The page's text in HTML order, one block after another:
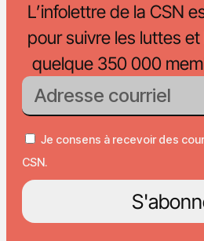
L’infolettre de la CSN
pour suivre les luttes
quelque 350 000
Je consens à recevoir des
CSN.